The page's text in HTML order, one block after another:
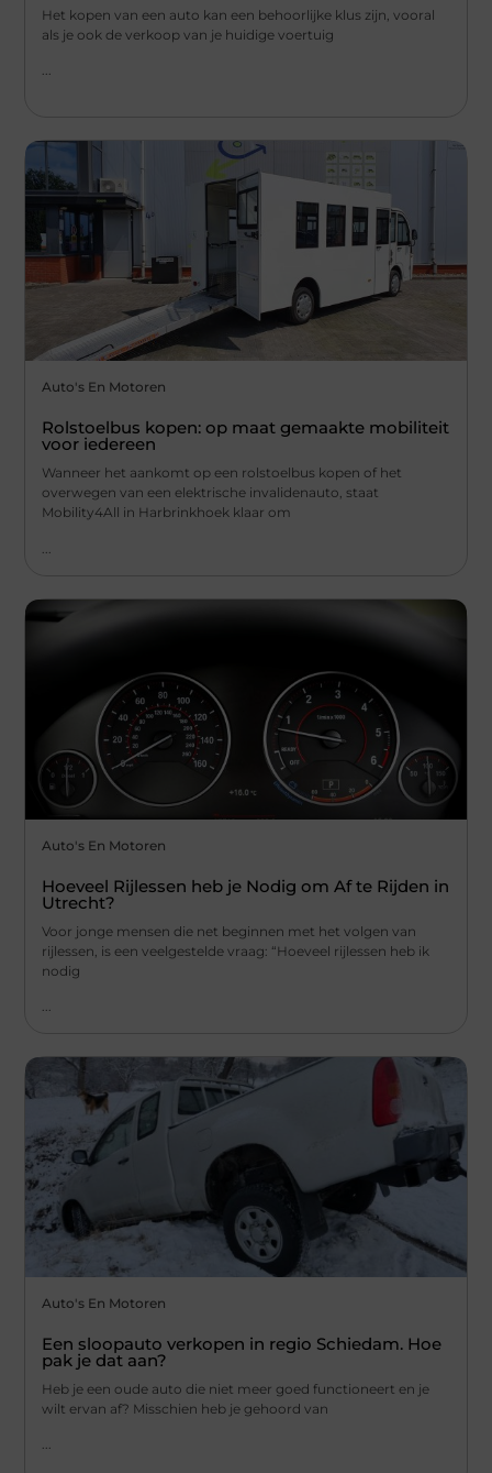
Het kopen van een auto kan een behoorlijke klus zijn, vooral
als je ook de verkoop van je huidige voertuig
...
Auto's En Motoren
Rolstoelbus kopen: op maat gemaakte mobiliteit
voor iedereen
Wanneer het aankomt op een rolstoelbus kopen of het
overwegen van een elektrische invalidenauto, staat
Mobility4All in Harbrinkhoek klaar om
Auto's En Motoren
Hoeveel Rijlessen heb je Nodig om Af te Rijden in
Utrecht?
Voor jonge mensen die net beginnen met het volgen van
rijlessen, is een veelgestelde vraag: “Hoeveel rijlessen heb ik
nodig
...
Auto's En Motoren
Een sloopauto verkopen in regio Schiedam. Hoe
pak je dat aan?
Heb je een oude auto die niet meer goed functioneert en je
wilt ervan af? Misschien heb je gehoord van
...